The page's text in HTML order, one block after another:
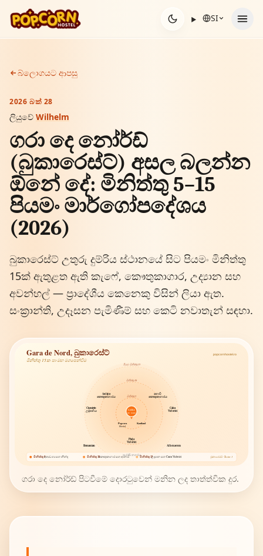
අන්තර්ගතය වෙත යන්න
SI
බ්ලොගයට ආපසු
2026 බක් 28
ලියුවේ Wilhelm
ගරා දෙ නෝර්ඩ්
(බුකාරෙස්ට්) අසල බලන්න
ඕනේ දේ: මිනිත්තු 5–15
පියමං මාර්ගෝපදේශය
(2026)
බුකාරෙස්ට් උතුරු දුම්රිය ස්ථානයේ සිට පියමං මිනිත්තු
15ක් ඇතුළත ඇති කැෆේ, කෞතුකාගාර, උද්‍යාන සහ
අවන්හල් — ප්‍රාදේශීය කෙනෙකු විසින් ලියා ඇත.
සංක්‍රාන්ති, උදෑසන පැමිණීම් සහ කෙටි නවාතැන් සඳහා.
Gara de Nord, බුකාරෙස්ට්
මිනිත්තු 15ක පා මඟ මගපෙන්වීම
popcornhostel.ro
පියමං මිනිත්තු 15
මිනිත්තු 10
මිනිත්තු 5
GARA
DE NORD
Popcorn
Hostel
Kaufland
Antipa
කෞතුකාගාරය
ගොවි
කෞතුකාගාරය
Piața
Victoriei
Cișmigiu
උද්‍යානය
Calea
Victoriei
පැරණි නගරය
Romanian Athenaeum
මිනිත්තු 5අත්‍යවශ්‍ය සහ නින්ද මිනිත්තු 10කෞතුකාගාර සහ ආහාර මිනිත්තු 15උද්‍යාන සහ Calea Victoriei බුකාරෙස්ට් · Sector 1
ගරා දෙ නෝර්ඩ් පිටවීමේ දොරටුවෙන් මනින ලද තාත්ත්වික දුර.